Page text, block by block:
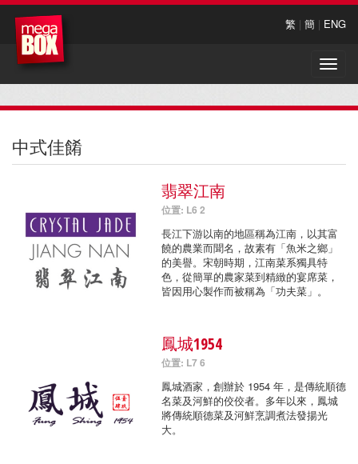
繁 | 簡 | ENG
Toggle
中式佳餚
翡翠江南
位置: L6 2
長江下游以南的地區稱為江南，以其富
饒的農業而聞名，故素有「魚米之鄉」
的美譽。宋朝時期，江南菜系獨具特
色，從簡單的農家菜到精緻的宴席菜，
皆因用心製作而被稱為「功夫菜」。
鳳城1954
位置: L7 6
鳳城酒家，創辦於 1954 年，是傳統順德
名菜及河鮮的佼佼者。多年以來，鳳城
將傳統順德菜及河鮮烹調煮法發揚光
大。